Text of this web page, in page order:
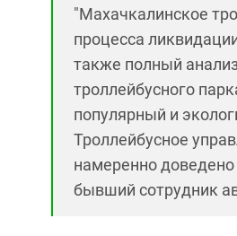
"Махачкалинское
процесса
также полный
троллейбусного
популярный и
Троллейбусное
намеренно
бывший сотрудник